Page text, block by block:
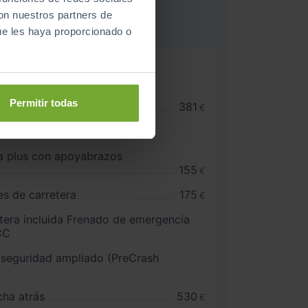
nuestros partners de
les haya proporcionado o
Permitir todas 381 €
plus con apoyabrazos
155 €
de carretera 175 €
incluida Frenado de emergencia
ampliado (PreCrash
atrás 530 €